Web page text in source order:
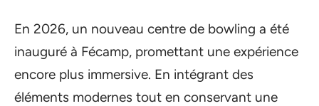
En 2026, un nouveau centre de bowling a été
inauguré à Fécamp, promettant une expérience
encore plus immersive. En intégrant des
éléments modernes tout en conservant une